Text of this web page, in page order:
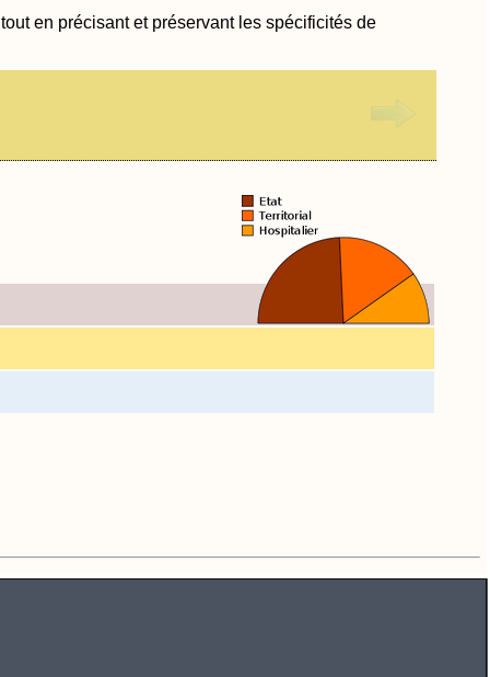
en précisant et préservant les spécificités de